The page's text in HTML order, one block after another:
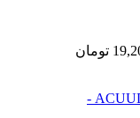
تومان